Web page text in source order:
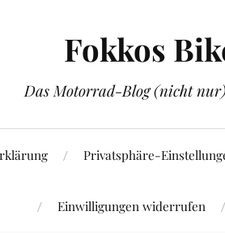
Fokkos
Das Motorrad-Blog (nicht
Privatsphäre-
Einwilligungen widerrufen